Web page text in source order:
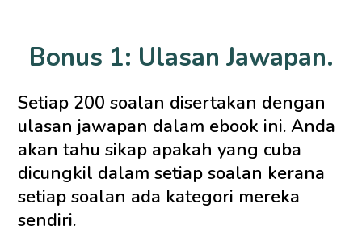
Bonus 1: Ulasan Jawapan.
Setiap 200 soalan disertakan dengan
ulasan jawapan dalam ebook ini. Anda
akan tahu sikap apakah yang cuba
dicungkil dalam setiap soalan kerana
setiap soalan ada kategori mereka
sendiri.